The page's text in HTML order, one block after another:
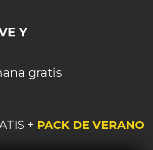
Y
gratis
+ PACK DE VERANO